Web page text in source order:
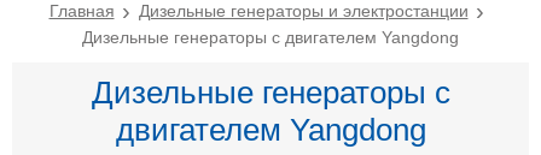
Главная
Дизельные генераторы и электростанции
Дизельные генераторы с двигателем Yangdong
Дизельные генераторы с
двигателем Yangdong